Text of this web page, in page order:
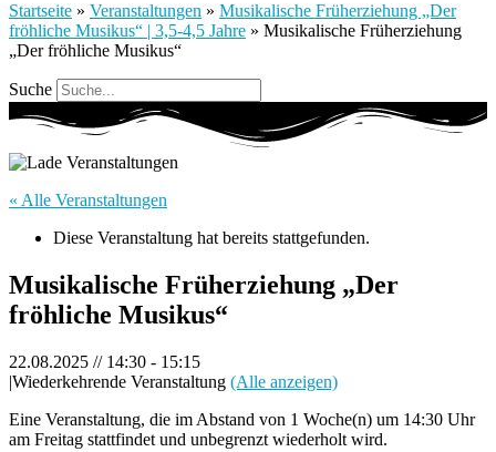
Startseite » Veranstaltungen » Musikalische Früherziehung „Der
fröhliche Musikus“ | 3,5-4,5 Jahre » Musikalische Früherziehung
„Der fröhliche Musikus“
Suche
« Alle Veranstaltungen
Diese Veranstaltung hat bereits stattgefunden.
Musikalische Früherziehung „Der
fröhliche Musikus“
22.08.2025 // 14:30 - 15:15
|Wiederkehrende Veranstaltung (Alle anzeigen)
Eine Veranstaltung, die im Abstand von 1 Woche(n) um 14:30 Uhr
am Freitag stattfindet und unbegrenzt wiederholt wird.